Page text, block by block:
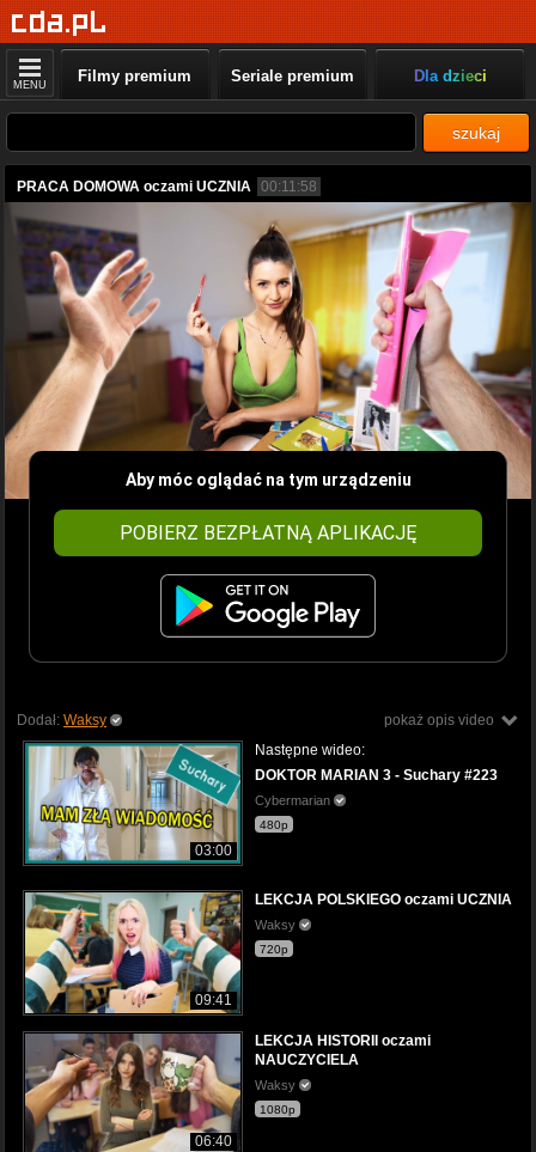
MENU Filmy premium Seriale premium Dla dzieci
szukaj
PRACA DOMOWA oczami UCZNIA 00:11:58
Aby móc oglądać na tym urządzeniu
POBIERZ BEZPŁATNĄ APLIKACJĘ
pokaż opis video
Dodał: Waksy
03:00
Następne wideo:
DOKTOR MARIAN 3 - Suchary #223
Cybermarian
480p
09:41
LEKCJA POLSKIEGO oczami UCZNIA
Waksy
720p
06:40
LEKCJA HISTORII oczami
NAUCZYCIELA
Waksy
1080p